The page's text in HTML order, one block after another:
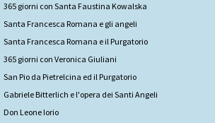
365 giorni con Santa Faustina Kowalska
Santa Francesca Romana e gli angeli
Santa Francesca Romana e il Purgatorio
365 giorni con Veronica Giuliani
San Pio da Pietrelcina ed il Purgatorio
Gabriele Bitterlich e l'opera dei Santi Angeli
Don Leone Iorio